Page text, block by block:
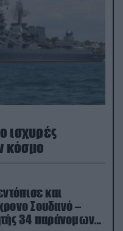
ισχυρές
κόσμο
και
Σουδανό –
34 παράνομων